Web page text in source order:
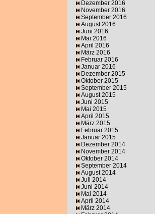
Dezember 2016
November 2016
September 2016
August 2016
Juni 2016
Mai 2016
April 2016
März 2016
Februar 2016
Januar 2016
Dezember 2015
Oktober 2015
September 2015
August 2015
Juni 2015
Mai 2015
April 2015
März 2015
Februar 2015
Januar 2015
Dezember 2014
November 2014
Oktober 2014
September 2014
August 2014
Juli 2014
Juni 2014
Mai 2014
April 2014
März 2014